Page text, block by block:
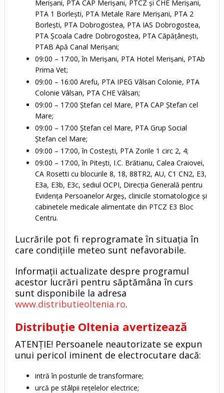
Merișani, PTA CAP Merișani, PTCZ și CHE Merișani,
PTA 1 Borlești, PTA Metale Rare Merișani, PTA 2
Borlești, PTA Dobrogostea, PTA IAS Dobrogostea,
PTA Școala Cadre Dobrogostea, PTA Căpățânești,
PTAB Apă Canal Merișani;
09:00 – 17:00, în Merișani, PTA Hotel Merișani, PTAb
Prima Vet;
09:00 – 16:00 Arefu, PTA IPEG Vâlsan Colonie, PTA
Colonie Vâlsan, PTA CHE Vâlsan;
09:00 – 17:00 Ștefan cel Mare, PTA CAP Ștefan cel
Mare;
09:00 – 17:00 Ștefan cel Mare, PTA Grup Social
Ștefan cel Mare;
09:00 – 17:00, în Costești, PTA Zorile 1 circ 2, 4;
09:00 – 17:00, în Pitești, I.C. Brătianu, Calea Craiovei,
CA Rosetti cu blocurile 8, 18, 88TR2, AU, C1 CN2, E3,
E3a, E3b, E3c, sediul OCPI, Direcția Generală pentru
Evidența Persoanelor Argeș, clinicile stomatologice și
cabinetele medicale alimentate din PTCZ E3 Bloc
Centru.
Lucrările pot fi reprogramate în situația în
care condițiile meteo sunt nefavorabile.
Informații actualizate despre programul
acestor lucrări pentru săptămâna în curs
sunt disponibile la adresa
www.distributieoltenia.ro.
Distribuție Oltenia avertizează
ATENȚIE! Persoanele neautorizate se expun
unui pericol iminent de electrocutare dacă:
intră în posturile de transformare;
urcă pe stâlpii rețelelor electrice;